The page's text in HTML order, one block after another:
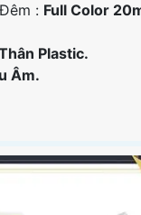
: Full Color
Plastic.
Âm.